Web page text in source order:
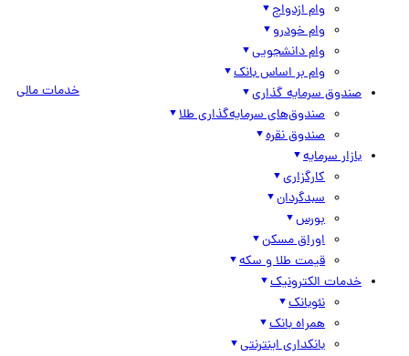
وام ازدواج
وام خودرو
وام دانشجویی
وام بر اساس بانک
صندوق سرمایه گذاری
صندوق‌های سرمایه‌گذاری طلا
صندوق نقره
بازار سرمایه
کارگزاری
سبدگردان
بورس
اوراق مسکن
قیمت طلا و سکه
خدمات الکترونیک
نئوبانک
همراه بانک
بانکداری اینترنتی
خدمات مالی